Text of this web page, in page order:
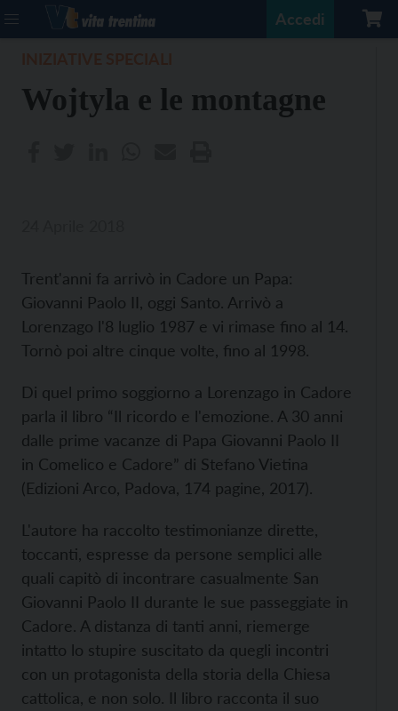
Accedi
Wojtyla e le montagne
Trent'anni fa arrivò in Cadore un Papa:
Giovanni Paolo II, oggi Santo. Arrivò a
Lorenzago l'8 luglio 1987 e vi rimase fino al 14.
Tornò poi altre cinque volte, fino al 1998.
Di quel primo soggiorno a Lorenzago in Cadore
parla il libro “Il ricordo e l'emozione. A 30 anni
dalle prime vacanze di Papa Giovanni Paolo II
in Comelico e Cadore” di Stefano Vietina
(Edizioni Arco, Padova, 174 pagine, 2017).
L'autore ha raccolto testimonianze dirette,
toccanti, espresse da persone semplici alle
quali capitò di incontrare casualmente San
Giovanni Paolo II durante le sue passeggiate in
Cadore. A distanza di tanti anni, riemerge
intatto lo stupire suscitato da quegli incontri
con un protagonista della storia della Chiesa
cattolica, e non solo. Il libro racconta il suo